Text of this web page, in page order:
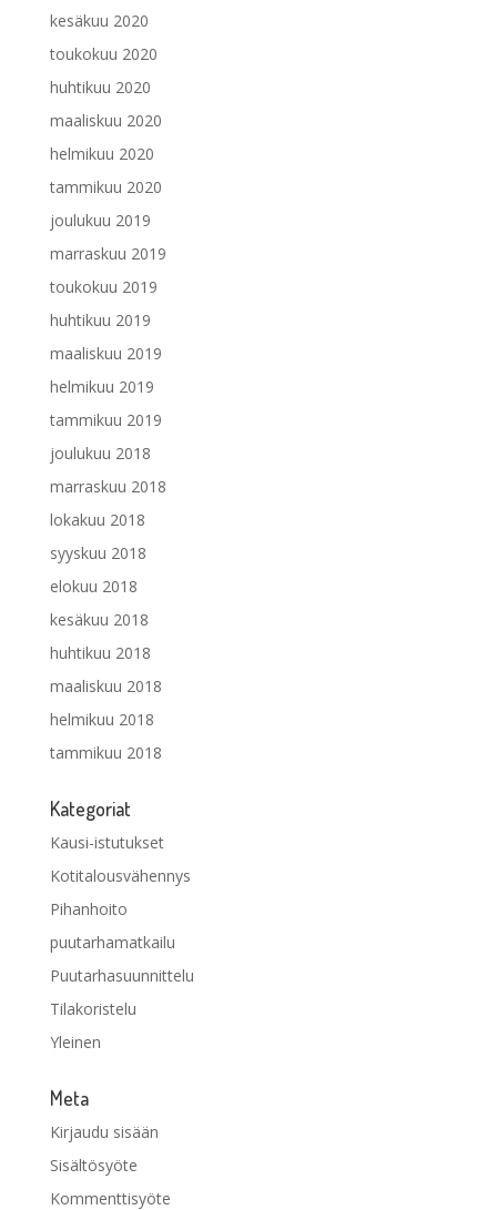
kesäkuu 2020
toukokuu 2020
huhtikuu 2020
maaliskuu 2020
helmikuu 2020
tammikuu 2020
joulukuu 2019
marraskuu 2019
toukokuu 2019
huhtikuu 2019
maaliskuu 2019
helmikuu 2019
tammikuu 2019
joulukuu 2018
marraskuu 2018
lokakuu 2018
syyskuu 2018
elokuu 2018
kesäkuu 2018
huhtikuu 2018
maaliskuu 2018
helmikuu 2018
tammikuu 2018
Kategoriat
Kausi-istutukset
Kotitalousvähennys
Pihanhoito
puutarhamatkailu
Puutarhasuunnittelu
Tilakoristelu
Yleinen
Meta
Kirjaudu sisään
Sisältösyöte
Kommenttisyöte